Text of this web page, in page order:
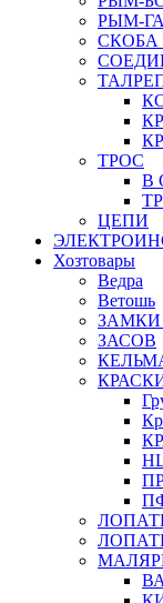
РЫМ-
ТРОС
В
ЦЕПИ
Хозтовары
Ведра
Ветошь
ЗАМКИ
ЗАСОВ